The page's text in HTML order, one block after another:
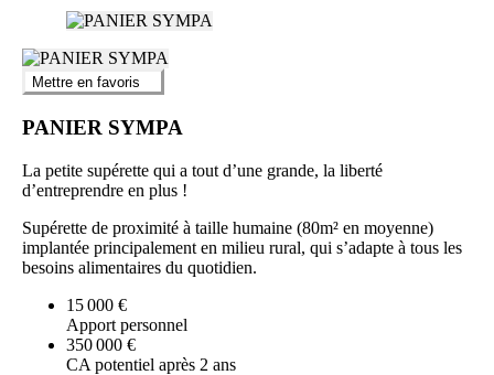
Mettre en favoris
PANIER SYMPA
La petite supérette qui a tout d’une grande, la liberté
d’entreprendre en plus !
Supérette de proximité à taille humaine (80m² en moyenne)
implantée principalement en milieu rural, qui s’adapte à tous les
besoins alimentaires du quotidien.
15 000 €
Apport personnel
350 000 €
CA potentiel après 2 ans